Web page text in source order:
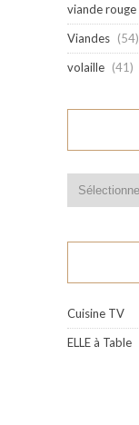
viande rouge
Viandes (54)
volaille (41)
Cuisine TV
ELLE à Table